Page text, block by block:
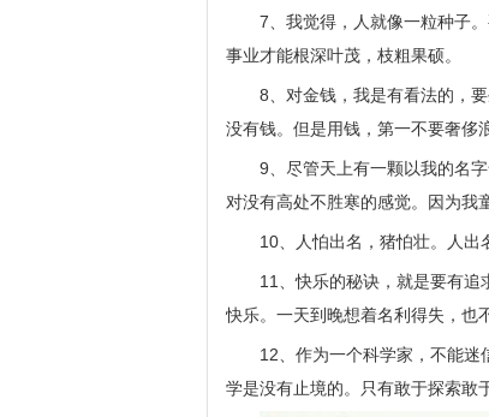
7、我觉得，人就像一粒种子
事业才能根深叶茂，枝粗果硕。
8、对金钱，我是有看法的，
没有钱。但是用钱，第一不要奢侈
9、尽管天上有一颗以我的名
对没有高处不胜寒的感觉。因为我
10、人怕出名，猪怕壮。人出
11、快乐的秘诀，就是要有追
快乐。一天到晚想着名利得失，也
12、作为一个科学家，不能
学是没有止境的。只有敢于探索敢